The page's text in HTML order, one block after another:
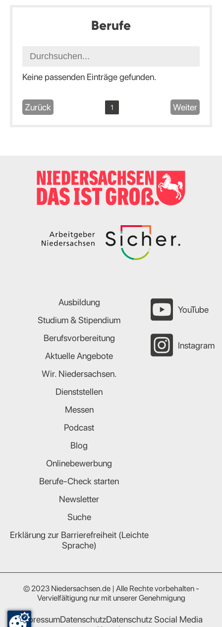
Berufe
Keine passenden Einträge gefunden.
Zurück 1 Weiter
Ausbildung
Studium & Stipendium
Berufsvorbereitung
Aktuelle Angebote
Wir. Niedersachsen.
Dienststellen
Messen
Podcast
Blog
Onlinebewerbung
Berufe-Check starten
Newsletter
Suche
Erklärung zur Barrierefreiheit (Leichte
Sprache)
YouTube
Instagram
© 2023 Niedersachsen.de | Alle Rechte vorbehalten -
Vervielfältigung nur mit unserer Genehmigung
ImpressumDatenschutzDatenschutz Social Media